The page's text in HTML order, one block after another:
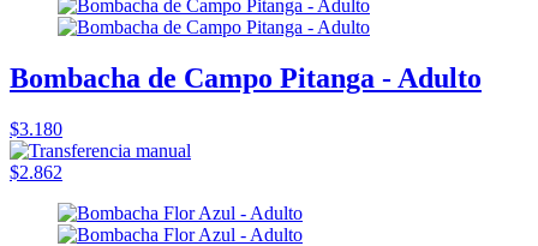
Bombacha de Campo Pitanga - Adulto
$3.180
$2.862